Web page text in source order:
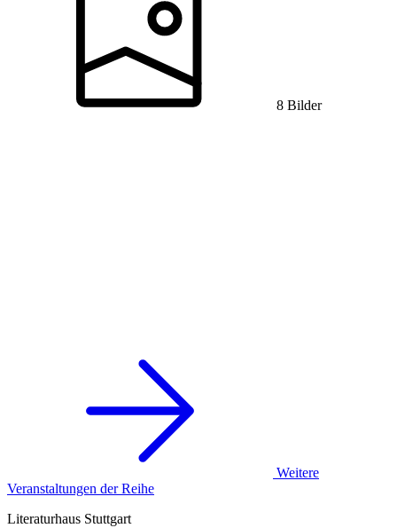
8 Bilder
Weitere
Veranstaltungen der Reihe
Literaturhaus Stuttgart